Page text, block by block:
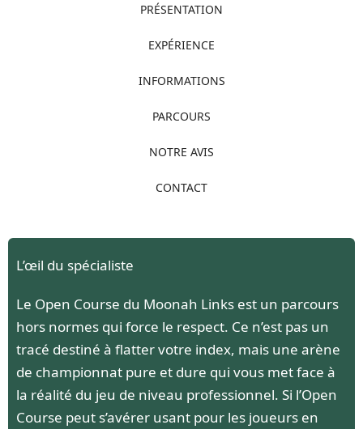
PRÉSENTATION
EXPÉRIENCE
INFORMATIONS
PARCOURS
NOTRE AVIS
CONTACT
L’œil du spécialiste
Le Open Course du Moonah Links est un parcours
hors normes qui force le respect. Ce n’est pas un
tracé destiné à flatter votre index, mais une arène
de championnat pure et dure qui vous met face à
la réalité du jeu de niveau professionnel. Si l’Open
Course peut s’avérer usant pour les joueurs en